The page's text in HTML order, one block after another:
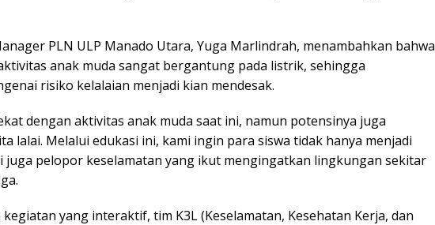
PLN ULP Manado Utara, Yuga Marlindrah, menambahkan bahwa
anak muda sangat bergantung pada listrik, sehingga
risiko kelalaian menjadi kian mendesak.
dengan aktivitas anak muda saat ini, namun potensinya juga
lalai. Melalui edukasi ini, kami ingin para siswa tidak hanya menjadi
juga pelopor keselamatan yang ikut mengingatkan lingkungan sekitar
yang interaktif, tim K3L (Keselamatan, Kesehatan Kerja, dan